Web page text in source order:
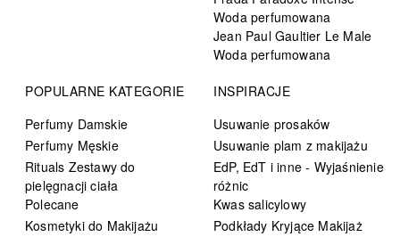
Woda perfumowana
Jean Paul Gaultier Le Male
Woda perfumowana
POPULARNE KATEGORIE
Perfumy Damskie
Perfumy Męskie
Rituals Zestawy do
pielęgnacji ciała
Polecane
Kosmetyki do Makijażu
INSPIRACJE
Usuwanie prosaków
Usuwanie plam z makijażu
EdP, EdT i inne - Wyjaśnienie
różnic
Kwas salicylowy
Podkłady Kryjące Makijaż